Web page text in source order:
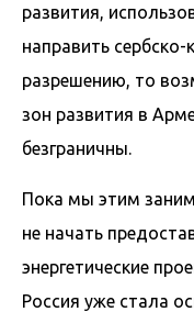
развития,
направить
разрешению, то
зон развития в
безграничны.
Пока мы этим
не начать
энергетические
Россия уже стала